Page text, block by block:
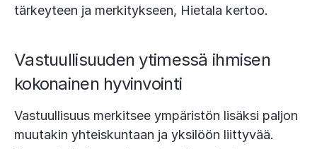
tärkeyteen ja merkitykseen, Hietala kertoo.
Vastuullisuuden ytimessä ihmisen
kokonainen hyvinvointi
Vastuullisuus merkitsee ympäristön lisäksi paljon
muutakin yhteiskuntaan ja yksilöön liittyvää.